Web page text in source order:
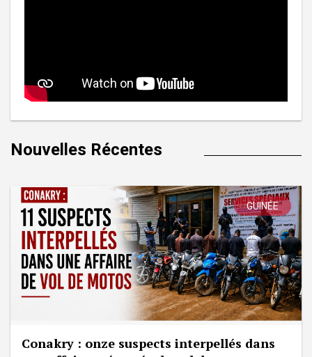
Nouvelles Récentes
GUINÉE
Conakry : onze suspects interpellés dans